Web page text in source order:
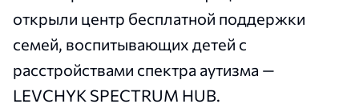
открыли центр бесплатной поддержки
семей, воспитывающих детей с
расстройствами спектра аутизма —
LEVCHYK SPECTRUM HUB.